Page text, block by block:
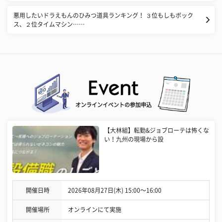
悪用したいドラえもんのひみつ道具ランキング！ ３位もしもボック
ス、２位タイムマシン……
オンラインイベントの参加申込
【大林組】転勤&ジョブローテは怖くな
い！九州の現場から設
開催日時 2026年08月27日(木) 15:00〜16:00
開催場所 オンラインにて実施